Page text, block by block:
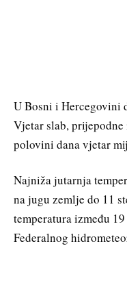
U Bosni i Hercegovini
Vjetar slab,
polovini dana vjetar
Najniža jutarnja
na jugu zemlje do 11
temperatura između
Federalnog